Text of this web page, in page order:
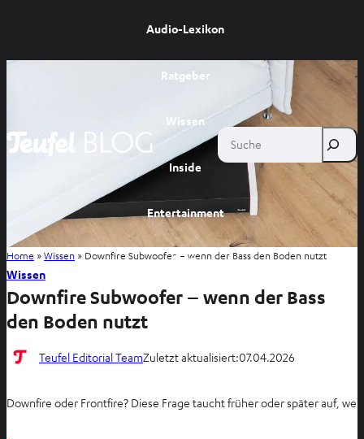
Audio-Lexikon
Ratgeber
Wissen
Inside
Entertainment
Shop
Suche
Home »Wissen » Downfire Subwoofer – wenn der Bass den Boden nutzt
Wissen
Downfire Subwoofer – wenn der Bass
den Boden nutzt
Teufel Editorial TeamZuletzt aktualisiert:07.04.2026
Downfire oder Frontfire? Diese Frage taucht früher oder später auf,